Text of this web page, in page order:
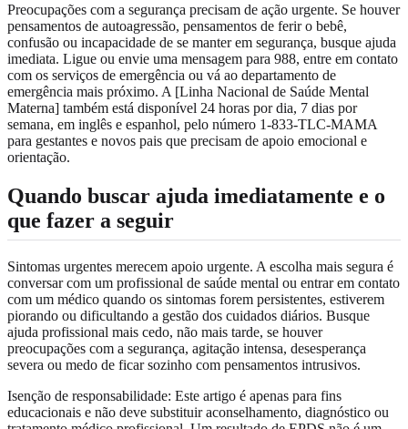
Preocupações com a segurança precisam de ação urgente. Se houver
pensamentos de autoagressão, pensamentos de ferir o bebê,
confusão ou incapacidade de se manter em segurança, busque ajuda
imediata. Ligue ou envie uma mensagem para 988, entre em contato
com os serviços de emergência ou vá ao departamento de
emergência mais próximo. A [Linha Nacional de Saúde Mental
Materna] também está disponível 24 horas por dia, 7 dias por
semana, em inglês e espanhol, pelo número 1-833-TLC-MAMA
para gestantes e novos pais que precisam de apoio emocional e
orientação.
Quando buscar ajuda imediatamente e o
que fazer a seguir
Sintomas urgentes merecem apoio urgente. A escolha mais segura é
conversar com um profissional de saúde mental ou entrar em contato
com um médico quando os sintomas forem persistentes, estiverem
piorando ou dificultando a gestão dos cuidados diários. Busque
ajuda profissional mais cedo, não mais tarde, se houver
preocupações com a segurança, agitação intensa, desesperança
severa ou medo de ficar sozinho com pensamentos intrusivos.
Isenção de responsabilidade: Este artigo é apenas para fins
educacionais e não deve substituir aconselhamento, diagnóstico ou